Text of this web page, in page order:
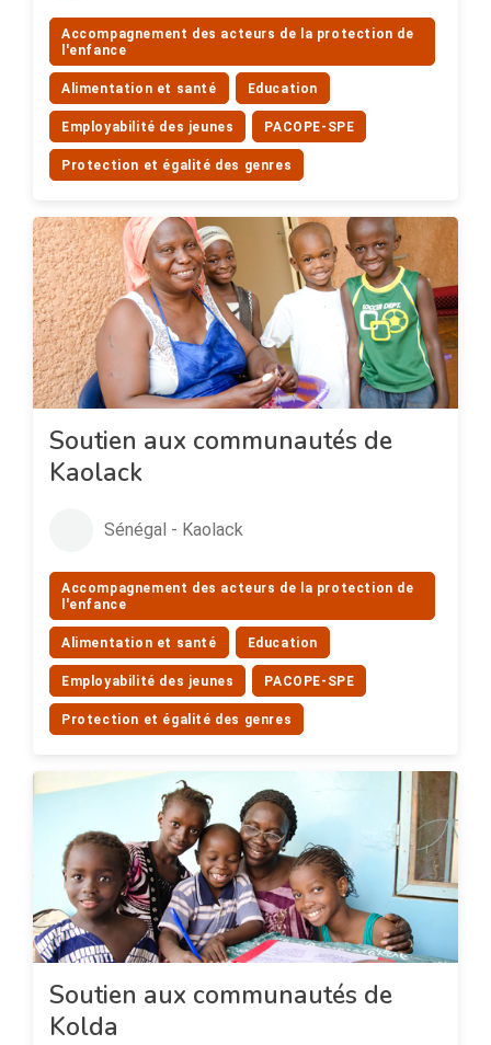
Accompagnement des acteurs de la protection de
l'enfance
Alimentation et santé Education
Employabilité des jeunes PACOPE-SPE
Protection et égalité des genres
Soutien aux communautés de
Kaolack
Sénégal - Kaolack
Accompagnement des acteurs de la protection de
l'enfance
Alimentation et santé Education
Employabilité des jeunes PACOPE-SPE
Protection et égalité des genres
Soutien aux communautés de
Kolda